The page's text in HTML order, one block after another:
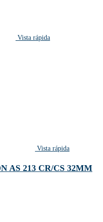
Vista rápida
Vista rápida
AS 213 CR/CS 32MM